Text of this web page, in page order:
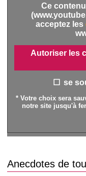
Ce
acceptez les
Autoriser les
se
* Votre choix sera
notre site jusqu'à
Anecdotes de